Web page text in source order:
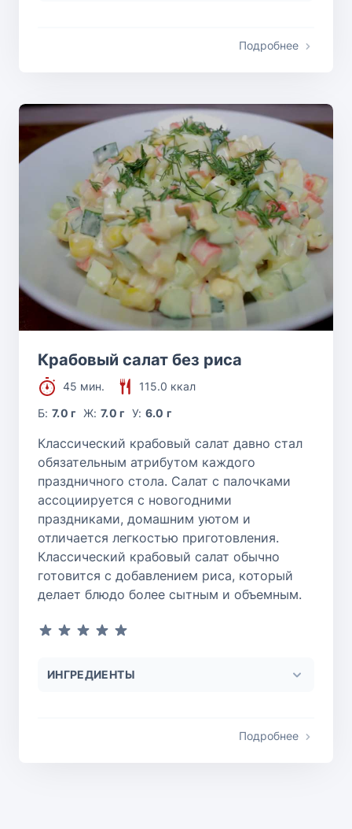
Подробнее
Крабовый салат без риса
45 мин.
115.0 ккал
Б:7.0 г Ж: 7.0 г У: 6.0 г
Классический крабовый салат давно стал
обязательным атрибутом каждого
праздничного стола. Салат с палочками
ассоциируется с новогодними
праздниками, домашним уютом и
отличается легкостью приготовления.
Классический крабовый салат обычно
готовится с добавлением риса, который
делает блюдо более сытным и объемным.
ИНГРЕДИЕНТЫ
Подробнее